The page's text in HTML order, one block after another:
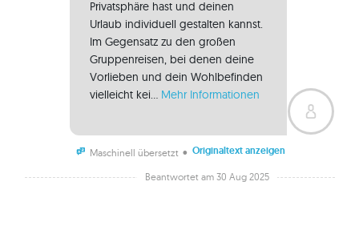
Privatsphäre hast und deinen
Urlaub individuell gestalten kannst.
Im Gegensatz zu den großen
Gruppenreisen, bei denen deine
Vorlieben und dein Wohlbefinden
vielleicht kei... Mehr Informationen
Maschinell übersetzt • Originaltext anzeigen
Beantwortet am 30 Aug 2025